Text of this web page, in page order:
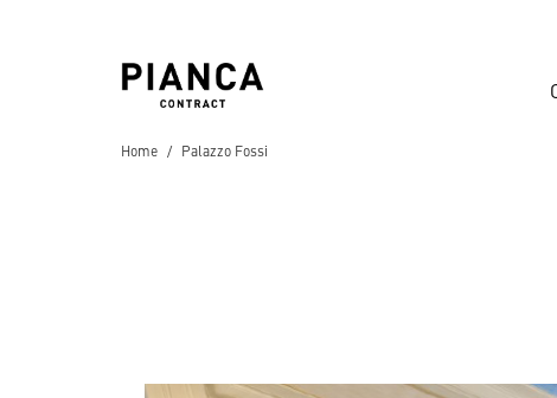
Home Palazzo Fossi